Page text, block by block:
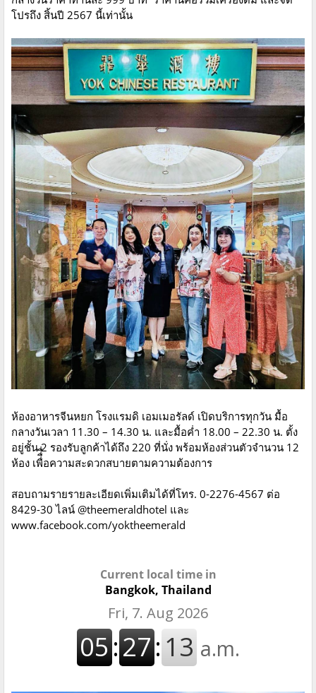
โปรถึง สิ้นปี 2567 นี้เท่านั้น
ห้องอาหารจีนหยก โรงแรมดิ เอมเมอรัลด์ เปิดบริการทุกวัน มื้อ
กลางวันเวลา 11.30 – 14.30 น. และมื้อค่ำ 18.00 – 22.30 น. ตั้ง
อยู่ชั้น 2 รองรับลูกค้าได้ถึง 220 ที่นั่ง พร้อมห้องส่วนตัวจำนวน 12
ห้อง เพื่ื่ื่อความสะดวกสบายตามความต้องการ
สอบถามรายรายละเอียดเพิ่มเติมได้ที่โทร. 0-2276-4567 ต่อ
8429-30 ไลน์ @theemeraldhotel และ
www.facebook.com/yoktheemerald
Current local time in
Bangkok, Thailand